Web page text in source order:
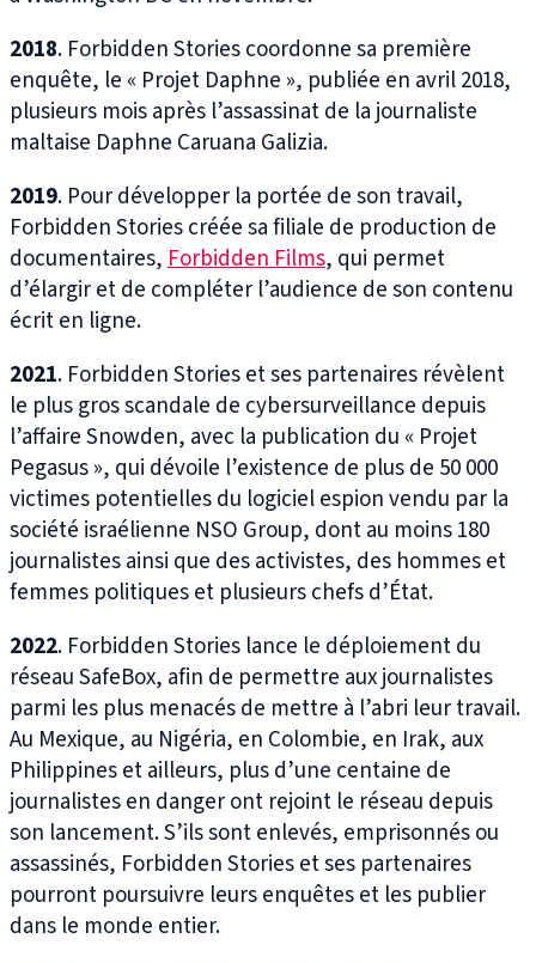
2018. Forbidden Stories coordonne sa première
enquête, le « Projet Daphne », publiée en avril 2018,
plusieurs mois après l’assassinat de la journaliste
maltaise Daphne Caruana Galizia.
2019. Pour développer la portée de son travail,
Forbidden Stories créée sa filiale de production de
documentaires,Forbidden Films, qui permet
d’élargir et de compléter l’audience de son contenu
écrit en ligne.
2021. Forbidden Stories et ses partenaires révèlent
le plus gros scandale de cybersurveillance depuis
l’affaire Snowden, avec la publication du « Projet
Pegasus », qui dévoile l’existence de plus de 50 000
victimes potentielles du logiciel espion vendu par la
société israélienne NSO Group, dont au moins 180
journalistes ainsi que des activistes, des hommes et
femmes politiques et plusieurs chefs d’État.
2022. Forbidden Stories lance le déploiement du
réseau SafeBox, afin de permettre aux journalistes
parmi les plus menacés de mettre à l’abri leur travail.
Au Mexique, au Nigéria, en Colombie, en Irak, aux
Philippines et ailleurs, plus d’une centaine de
journalistes en danger ont rejoint le réseau depuis
son lancement. S’ils sont enlevés, emprisonnés ou
assassinés, Forbidden Stories et ses partenaires
pourront poursuivre leurs enquêtes et les publier
dans le monde entier.